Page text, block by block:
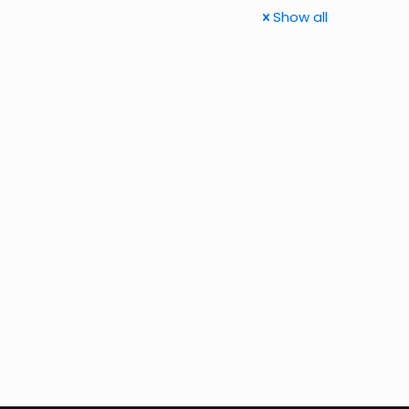
Show all